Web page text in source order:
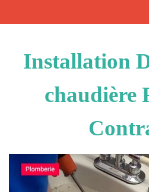
Installation
chaudière